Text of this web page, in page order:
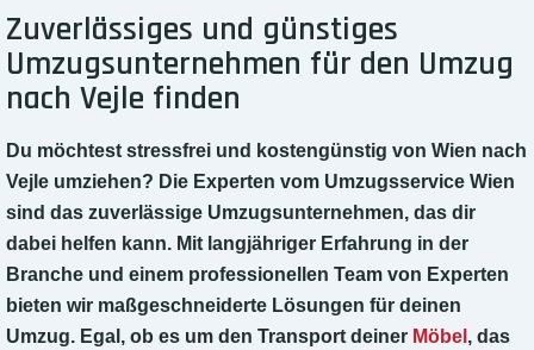
Zuverlässiges und günstiges
Umzugsunternehmen für den Umzug
nach Vejle finden
Du möchtest stressfrei und kostengünstig von Wien nach
Vejle umziehen? Die Experten vom Umzugsservice Wien
sind das zuverlässige Umzugsunternehmen, das dir
dabei helfen kann. Mit langjähriger Erfahrung in der
Branche und einem professionellen Team von Experten
bieten wir maßgeschneiderte Lösungen für deinen
Umzug. Egal, ob es um den Transport deiner Möbel , das